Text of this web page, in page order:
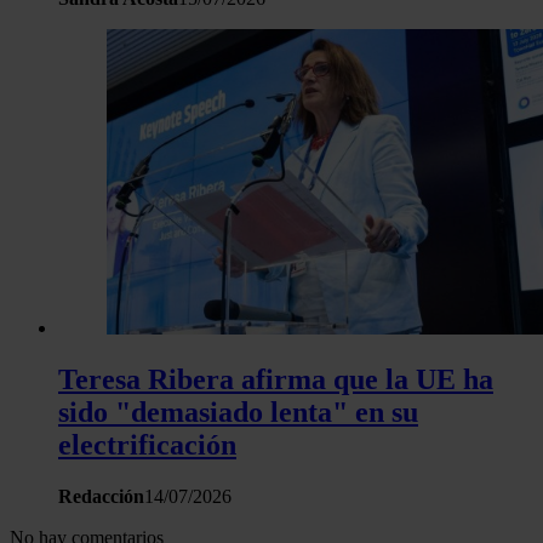
Teresa Ribera afirma que la UE ha
sido "demasiado lenta" en su
electrificación
Redacción14/07/2026
No hay comentarios